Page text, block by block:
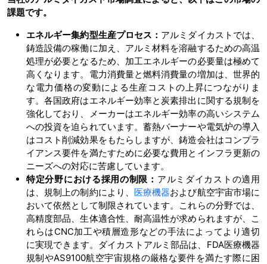
課題です。
エネルギー集約型生産プロセス： アルミダイカストでは、
鋳造設備の稼働に加え、アルミ材料を溶融するための高温
処理が必要となるため、加工エネルギーの必要量は極めて
高くなります。電力消費量と燃料消費量の増加は、世界的
な電力価格の変動による生産コストの上昇につながりま
す。各国政府はエネルギー効率と炭素排出に関する規制を
強化しており、メーカーはエネルギー効率の高いシステム
への投資を迫られています。蓄熱バーナーや電気炉の導入
はコスト削減効果をもたらしますが、鋳造会社はコンプラ
イアンス要件を満たすために必要な費用とインフラ更新の
ニーズへの対応に苦慮しています。
特定分野における採用の制限： アルミダイカストの適用
は、規制上の制約により、 医療機器および航空宇宙市場に
おいて依然として制限されています。これらの分野では、
高精度部品、生体適合性、耐高温性が求められますが、こ
れらはCNC加工や積層造形などの手法によってより適切
に実現できます。ダイカストアルミ部品は、FDA医療機器
規制やAS9100航空宇宙規格の厳格な要件を満たす際に困